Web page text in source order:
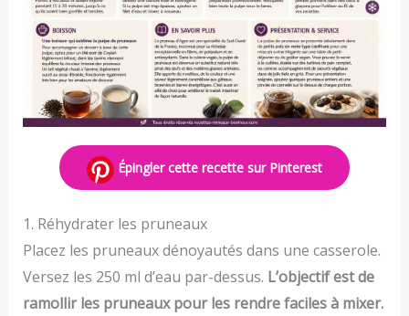
Épingler cette recette sur Pinterest
1. Réhydrater les pruneaux
Placez les pruneaux dénoyautés dans une casserole.
Versez les 250 ml d’eau par-dessus. L’objectif est de
ramollir les pruneaux pour les rendre faciles à mixer.